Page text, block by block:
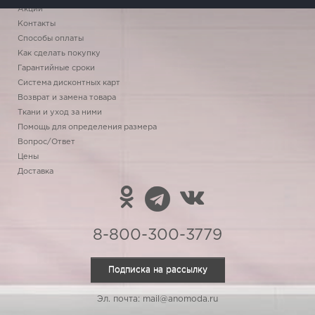
Акции
Контакты
Способы оплаты
Как сделать покупку
Гарантийные сроки
Система дисконтных карт
Возврат и замена товара
Ткани и уход за ними
Помощь для определения размера
Вопрос/Ответ
Цены
Доставка
8-800-300-3779
Подписка на рассылку
Эл. почта: mail@anomoda.ru